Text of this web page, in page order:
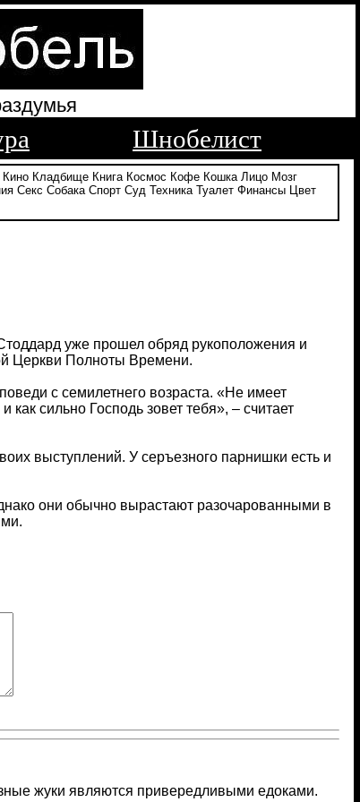
Шнобелист
Кино Кладбище Книга Космос Кофе Кошка Лицо Мозг
Секс Собака Спорт Суд Техника Туалет Финансы
Цвет
уже прошел обряд рукоположения и
Церкви Полноты Времени.
с семилетнего возраста. «Не имеет
сильно Господь зовет тебя», – считает
выступлений. У серъезного парнишки есть и
они обычно вырастают разочарованными в
жуки являются привередливыми едоками.